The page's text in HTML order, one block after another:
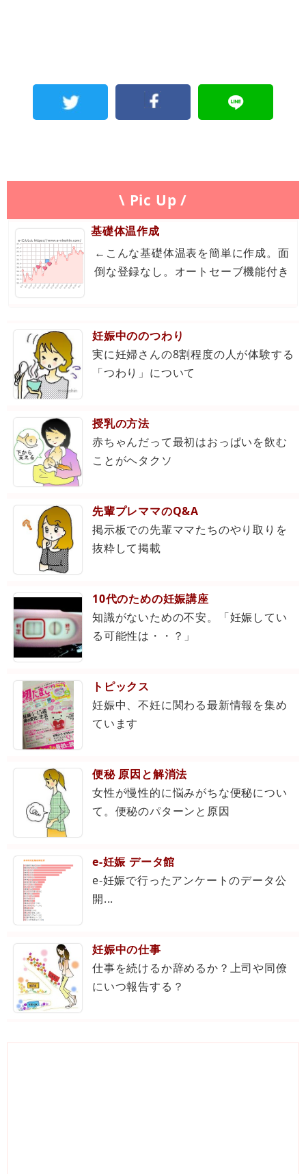
\ Pic Up /
基礎体温作成
←こんな基礎体温表を簡単に作成。面
倒な登録なし。オートセーブ機能付き
妊娠中ののつわり
実に妊婦さんの8割程度の人が体験する
「つわり」について
授乳の方法
赤ちゃんだって最初はおっぱいを飲む
ことがヘタクソ
先輩プレママのQ&A
掲示板での先輩ママたちのやり取りを
抜粋して掲載
10代のための妊娠講座
知識がないための不安。「妊娠してい
る可能性は・・？」
トピックス
妊娠中、不妊に関わる最新情報を集め
ています
便秘 原因と解消法
女性が慢性的に悩みがちな便秘につい
て。便秘のパターンと原因
e-妊娠 データ館
e-妊娠で行ったアンケートのデータ公
開...
妊娠中の仕事
仕事を続けるか辞めるか？上司や同僚
にいつ報告する？